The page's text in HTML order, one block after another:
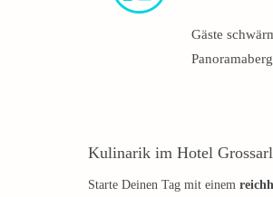
Gäste
Kulinarik im Hotel
Starte Deinen Tag mit einem